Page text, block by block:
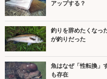
アップする？
釣りを辞めたくなっ
が釣りだった
魚はなぜ「性転換」
も存在